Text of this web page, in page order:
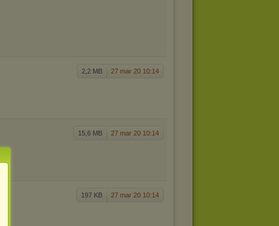
2,2 MB 27 mar 20 10:14
15,6 MB 27 mar 20 10:14
197 KB 27 mar 20 10:14